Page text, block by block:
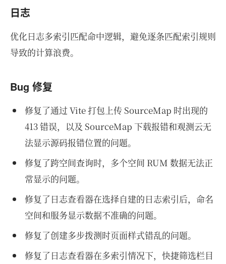
日志
优化日志多索引匹配命中逻辑，避免逐条匹配索引规则
导致的计算浪费。
Bug 修复
修复了通过 Vite 打包上传 SourceMap 时出现的
413 错误，以及 SourceMap 下载报错和观测云无
法显示源码报错位置的问题。
修复了跨空间查询时，多个空间 RUM 数据无法正
常显示的问题。
修复了日志查看器在选择自建的日志索引后，命名
空间和服务显示数据不准确的问题。
修复了创建多步拨测时页面样式错乱的问题。
修复了日志查看器在多索引情况下，快捷筛选栏目